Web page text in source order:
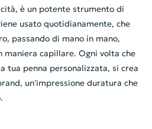
è un potente strumento di
usato quotidianamente, che
passando di mano in mano,
capillare. Ogni volta che
tua penna personalizzata, si crea
un'impressione duratura che